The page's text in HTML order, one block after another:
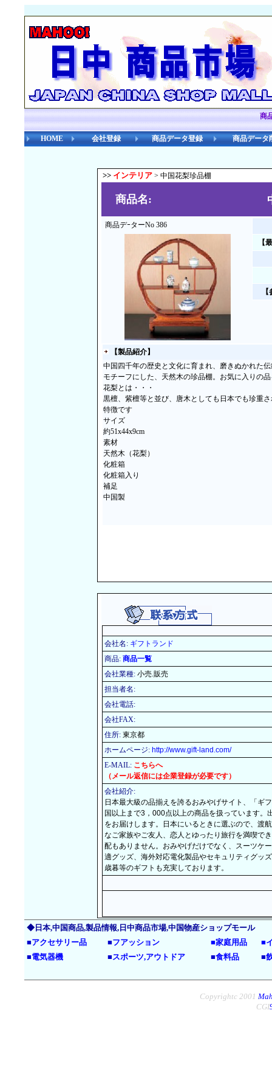
商
HOME 会社登録 商品データ登録 商品データ
>> インテリア > 中国花梨珍品棚
商品名:
商品デｰターNo 386
【
【製品紹介】
中国四千年の歴史と文化に育まれ、磨きぬかれた
モチーフにした、天然木の珍品棚。お気に入りの
花梨とは・・・
黒檀、紫檀等と並び、唐木としても日本でも珍重
特徴です
サイズ
約51x44x9cm
素材
天然木（花梨）
化粧箱
化粧箱入り
補足
中国製
会社名: ギフトランド
商品: 商品一覧
会社業種: 小売.販売
担当者名:
会社電話:
会社FAX:
住所: 東京都
ホームページ: http://www.gift-land.com/
E-MAIL: こちらへ
（メール返信には企業登録が必要です）
会社紹介:
日本最大級の品揃えを誇るおみやげサイト、「ギ
国以上まで3，000点以上の商品を扱っています
をお届けします。日本にいるときに選ぶので、渡
なご家族やご友人、恋人とゆったり旅行を満喫で
配もありません。おみやげだけでなく、スーツケ
適グッズ、海外対応電化製品やセキュリティグッ
歳暮等のギフトも充実しております。
◆日本,中国商品,製品情報,日中商品市場,中国物産ショップモール
■アクセサリー品 ■フアッション ■家庭用品 ■
■電気器機 ■スポーツ,アウトドア ■食料品 ■
Copyrightc 2001
CGI